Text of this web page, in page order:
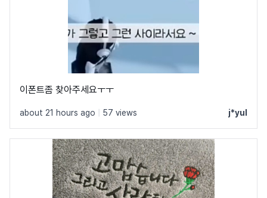
이폰트좀 찾아주세요ㅜㅜ
about 21 hours ago 57 views j*yul